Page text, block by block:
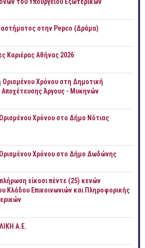
στην Pepco (Δράμα)
Καριέρας Αθήνας 2026
Χρόνου στη Δημοτική
Αποχέτευσης Άργους - Μυκηνών
Χρόνου στο Δήμο Νότιας
Χρόνου στο Δήμο Δωδώνης
είκοσι πέντε (25) κενών
Κλάδου Επικοινωνιών και Πληροφορικής
Α.Ε.